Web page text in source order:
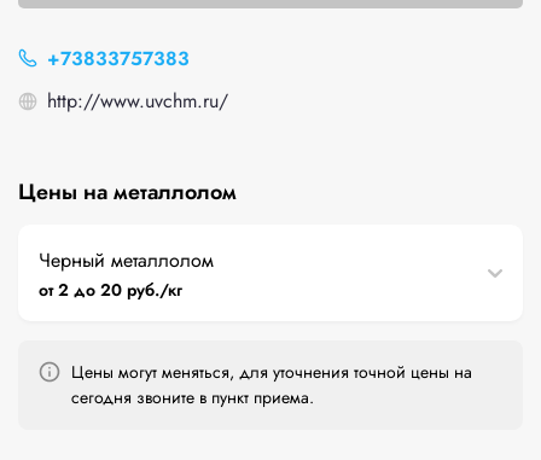
+73833757383
http://www.uvchm.ru/
Цены на металлолом
Черный металлолом
от 2 до 20 руб./кг
Цены могут меняться, для уточнения точной цены на
сегодня звоните в пункт приема.